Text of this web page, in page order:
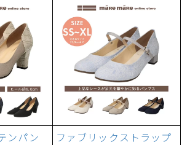
ンパン
ファブリックストラップ